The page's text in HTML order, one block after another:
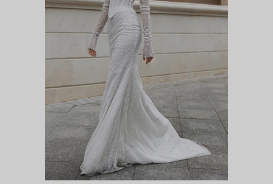
ЭУЛАЛИЯ
Цветочная феерия